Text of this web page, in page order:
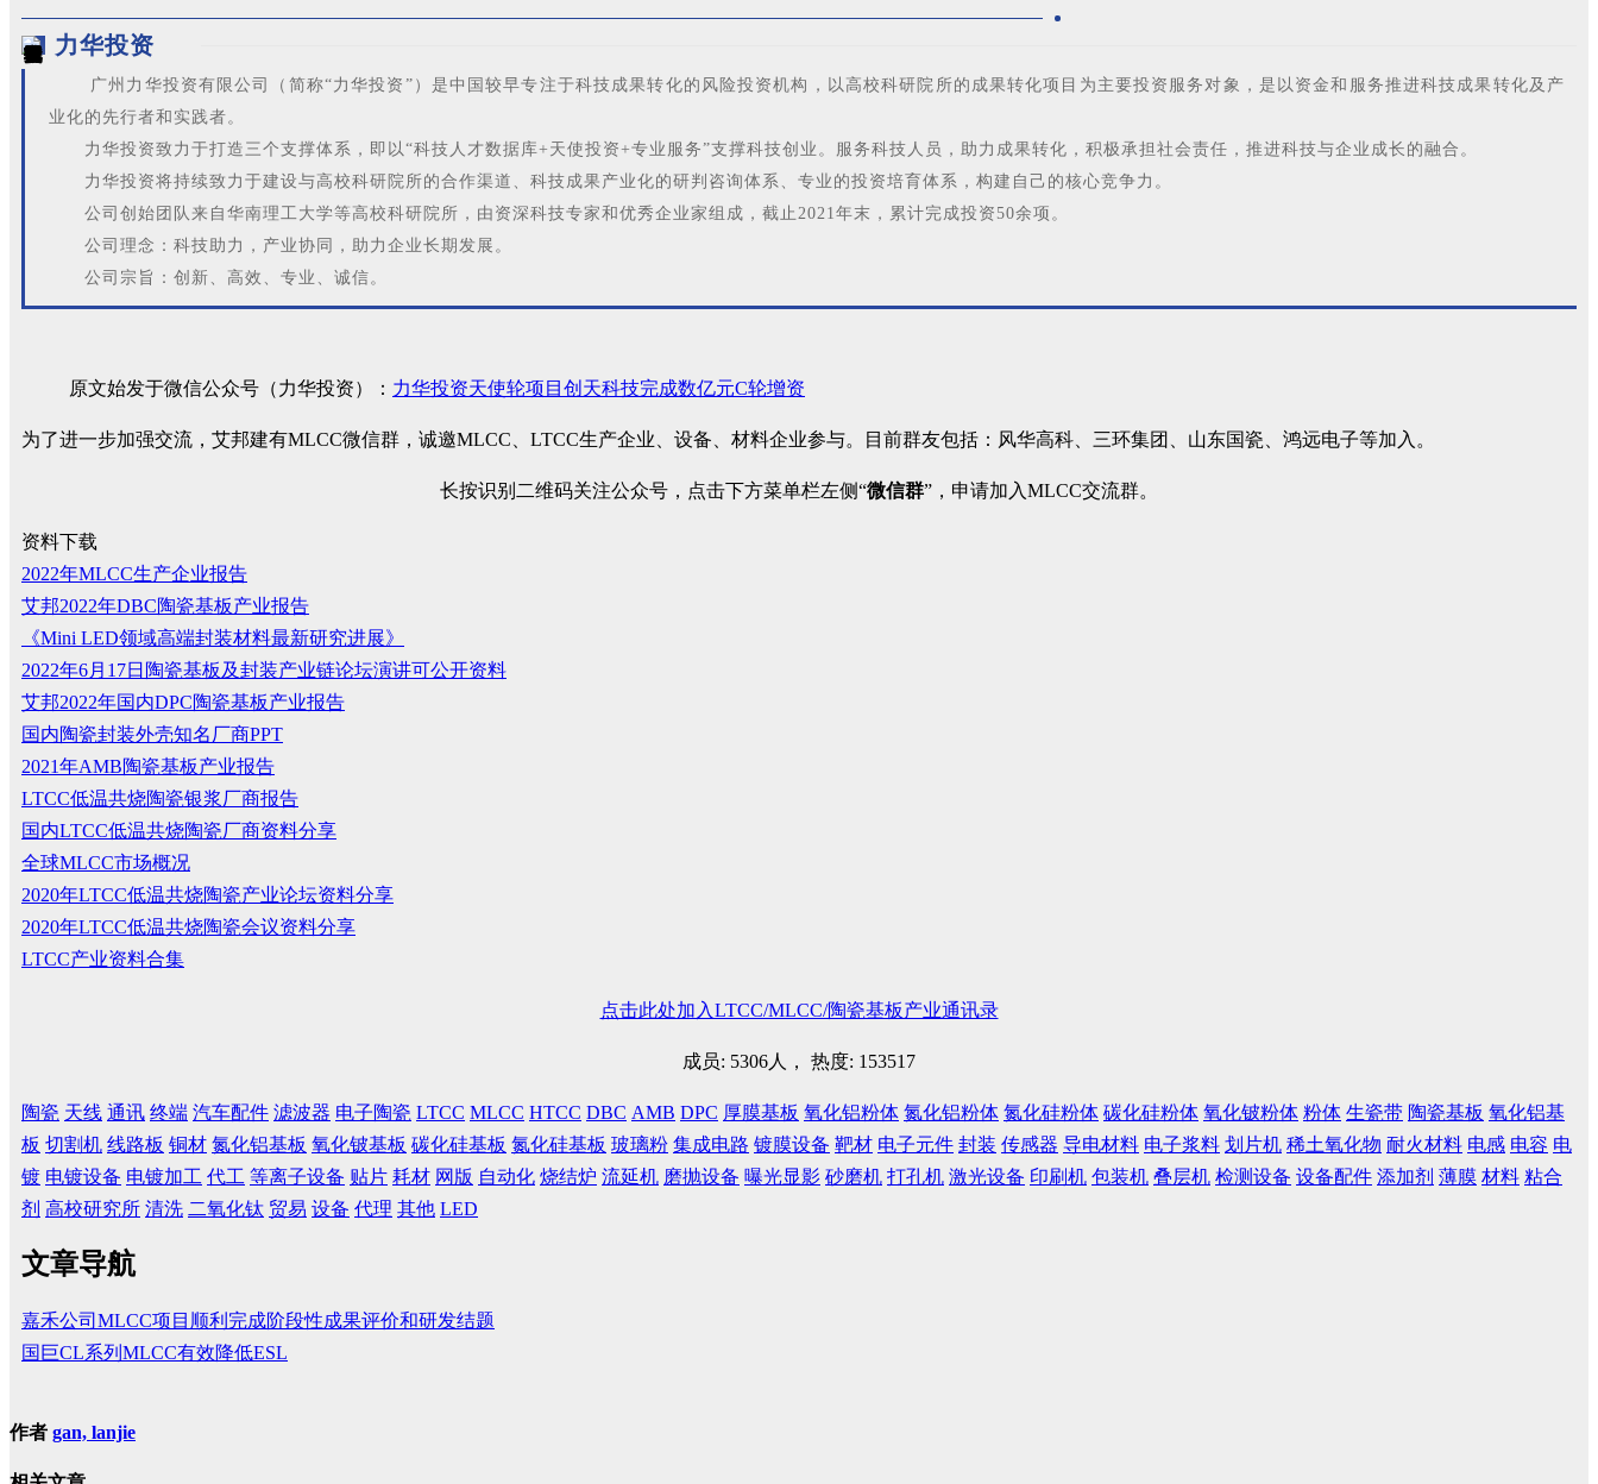
力华投资
广州力华投资有限公司（简称“力华投资”）是中国较早专注于科技成果转化的风险投资机构，以高校科研院所的成果转化项目为主要投资服务对象，是以资金和服务推进科技成果转化及产
业化的先行者和实践者。
力华投资致力于打造三个支撑体系，即以“科技人才数据库+天使投资+专业服务”支撑科技创业。服务科技人员，助力成果转化，积极承担社会责任，推进科技与企业成长的融合。
力华投资将持续致力于建设与高校科研院所的合作渠道、科技成果产业化的研判咨询体系、专业的投资培育体系，构建自己的核心竞争力。
公司创始团队来自华南理工大学等高校科研院所，由资深科技专家和优秀企业家组成，截止2021年末，累计完成投资50余项。
公司理念：科技助力，产业协同，助力企业长期发展。
公司宗旨：创新、高效、专业、诚信。
原文始发于微信公众号（力华投资）： 力华投资天使轮项目创天科技完成数亿元C轮增资
为了进一步加强交流，艾邦建有MLCC微信群，诚邀MLCC、LTCC生产企业、设备、材料企业参与。目前群友包括：风华高科、三环集团、山东国瓷、鸿远电子等加入。
长按识别二维码关注公众号，点击下方菜单栏左侧“微信群”，申请加入MLCC交流群。
资料下载
2022年MLCC生产企业报告
艾邦2022年DBC陶瓷基板产业报告
《Mini LED领域高端封装材料最新研究进展》
2022年6月17日陶瓷基板及封装产业链论坛演讲可公开资料
艾邦2022年国内DPC陶瓷基板产业报告
国内陶瓷封装外壳知名厂商PPT
2021年AMB陶瓷基板产业报告
LTCC低温共烧陶瓷银浆厂商报告
国内LTCC低温共烧陶瓷厂商资料分享
全球MLCC市场概况
2020年LTCC低温共烧陶瓷产业论坛资料分享
2020年LTCC低温共烧陶瓷会议资料分享
LTCC产业资料合集
点击此处加入LTCC/MLCC/陶瓷基板产业通讯录
成员: 5306人， 热度: 153517
陶瓷 天线 通讯 终端 汽车配件 滤波器 电子陶瓷 LTCC MLCC HTCC DBC AMB DPC 厚膜基板 氧化铝粉体 氮化铝粉体 氮化硅粉体 碳化硅粉体 氧化铍粉体 粉体 生瓷带 陶瓷基板 氧化铝基
板 切割机 线路板 铜材 氮化铝基板 氧化铍基板 碳化硅基板 氮化硅基板 玻璃粉 集成电路 镀膜设备 靶材 电子元件 封装 传感器 导电材料 电子浆料 划片机 稀土氧化物 耐火材料 电感 电容 电
镀 电镀设备 电镀加工 代工 等离子设备 贴片 耗材 网版 自动化 烧结炉 流延机 磨抛设备 曝光显影 砂磨机 打孔机 激光设备 印刷机 包装机 叠层机 检测设备 设备配件 添加剂 薄膜 材料 粘合
剂 高校研究所 清洗 二氧化钛 贸易 设备 代理 其他 LED
文章导航
嘉禾公司MLCC项目顺利完成阶段性成果评价和研发结题
国巨CL系列MLCC有效降低ESL
作者 gan, lanjie